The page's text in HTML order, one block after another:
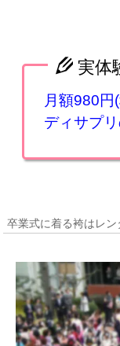
実体
月額980円
ディサプ
卒業式に着る袴はレ